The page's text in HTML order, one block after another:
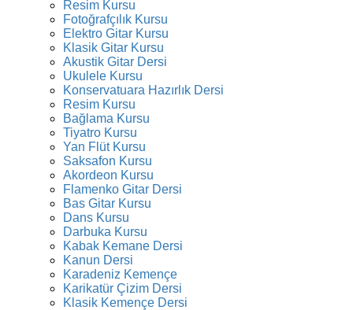
Resim Kursu
Fotoğrafçılık Kursu
Elektro Gitar Kursu
Klasik Gitar Kursu
Akustik Gitar Dersi
Ukulele Kursu
Konservatuara Hazırlık Dersi
Resim Kursu
Bağlama Kursu
Tiyatro Kursu
Yan Flüt Kursu
Saksafon Kursu
Akordeon Kursu
Flamenko Gitar Dersi
Bas Gitar Kursu
Dans Kursu
Darbuka Kursu
Kabak Kemane Dersi
Kanun Dersi
Karadeniz Kemençe
Karikatür Çizim Dersi
Klasik Kemençe Dersi